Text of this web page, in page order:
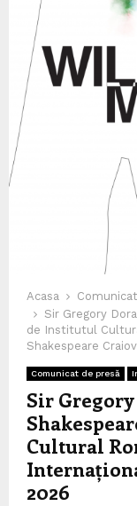
Acasa
Sir Gregory
de Institutul
Shakespeare
Comunicat de presă
Sir
Cultural
2026